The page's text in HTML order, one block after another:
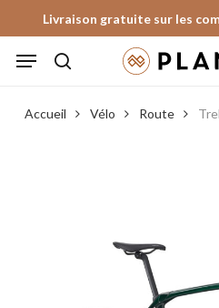
to
main
Livraison gratuite sur les
Menu
Accueil Vélo Route